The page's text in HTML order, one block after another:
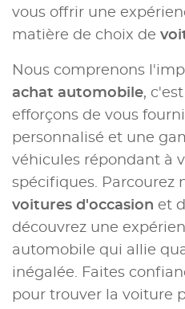
vous offrir une
matière de choix de
Nous comprenons
achat automobile,
efforçons de vous
personnalisé et une
véhicules répondant à
spécifiques. Parcourez
voitures d'occasion et
découvrez une
automobile qui allie
inégalée. Faites
pour trouver la voiture